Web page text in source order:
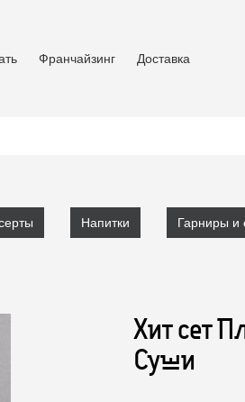
Франчайзинг Доставка
Напитки Гарниры и
Хит сет
Суши